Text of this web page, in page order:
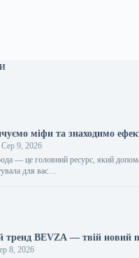
міфи та знаходимо
Сер 9, 2026
— це головний ресурс, який
для вас…
тренд BEVZA — твій новий
8, 2026